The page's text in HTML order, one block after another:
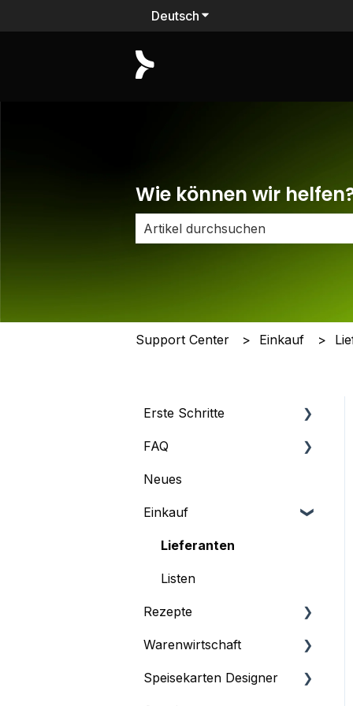
Deutsch Untermenü für
Wie können wir
Support Center Einkauf
Erste Schritte
Profil
Abonnement und
FAQ
FAQ
Neues
Einkauf
Lieferanten
Listen
Rezepte
Rezeptmanagement
Deckungsbeitrag &
Warenwirtschaft
Dashboard
Speisekarten Designer